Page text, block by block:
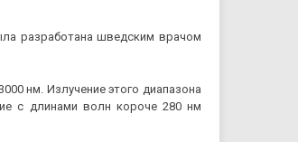
разработана шведским врачом
нм. Излучение этого диапазона
с длинами волн короче 280 нм